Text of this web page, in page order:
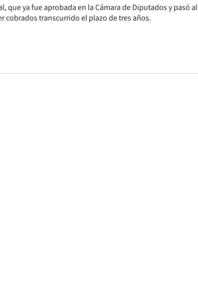
que ya fue aprobada en la Cámara de Diputados y pasó al
cobrados transcurrido el plazo de tres años.